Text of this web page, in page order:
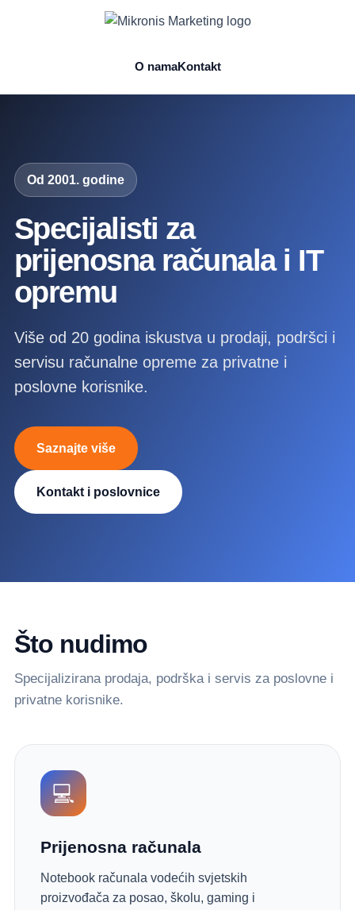
O namaKontakt
Od 2001. godine
Specijalisti za
prijenosna računala i IT
opremu
Više od 20 godina iskustva u prodaji, podršci i
servisu računalne opreme za privatne i
poslovne korisnike.
Saznajte više
Kontakt i poslovnice
Što nudimo
Specijalizirana prodaja, podrška i servis za poslovne i
privatne korisnike.
💻
Prijenosna računala
Notebook računala vodećih svjetskih
proizvođača za posao, školu, gaming i